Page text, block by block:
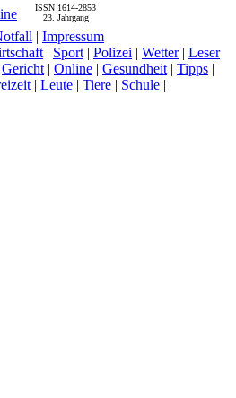
ISSN 1614-2853
23. Jahrgang
| Impressum
| Sport | Polizei | Wetter| Leser
Gericht | Online | Gesundheit | Tipps |
| Leute | Tiere | Schule |